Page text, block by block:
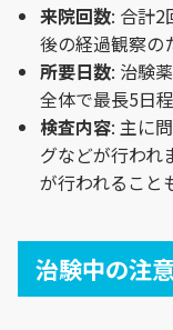
来院回数: 合計2
後の経過観察の
所要日数: 治験
全体で最長5日
検査内容: 主に
グなどが行われ
が行われること
治験中の注